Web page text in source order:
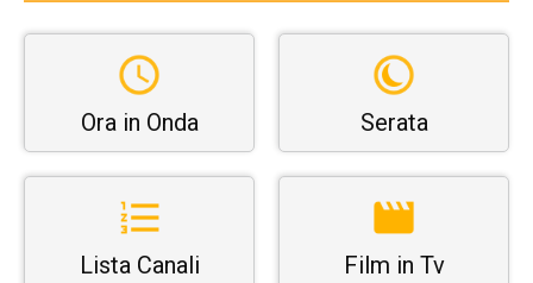
Ora in Onda Serata
Lista Canali Film in Tv